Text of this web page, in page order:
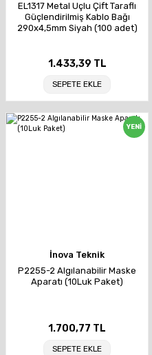
EL1317 Metal Uçlu Çift Taraflı
Güçlendirilmiş Kablo Bağı
290x4,5mm Siyah (100 adet)
1.433,39 TL
SEPETE EKLE
İnova Teknik
P2255-2 Algılanabilir Maske
Aparatı (10Luk Paket)
1.700,77 TL
SEPETE EKLE
YENİ